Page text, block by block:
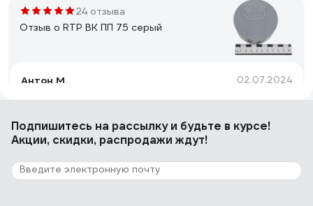
24 отзыва
Отзыв о RTP ВК ПП 75 серый
Антон М. 02.07.2024
Где в нашей стране использовать столь диковинный
Но вот для удобного размещения скотча на стене
мастерской — аж бегом!
19 отзывов
Подпишитесь на рассылкуи будьте в курсе!
Акции, скидки, распродажи ждут!